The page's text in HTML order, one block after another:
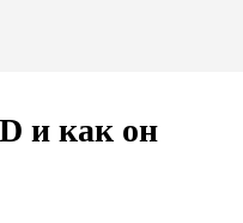
и как он